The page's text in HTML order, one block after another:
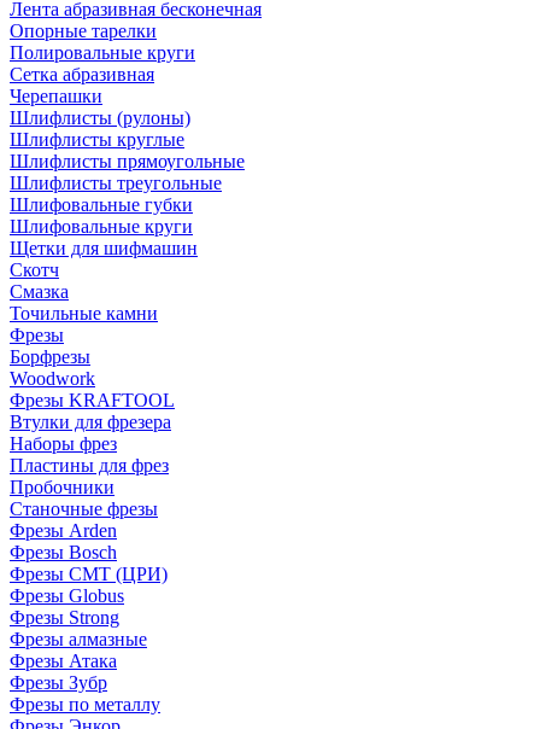
Лента абразивная бесконечная
Опорные тарелки
Полировальные круги
Сетка абразивная
Черепашки
Шлифлисты (рулоны)
Шлифлисты круглые
Шлифлисты прямоугольные
Шлифлисты треугольные
Шлифовальные губки
Шлифовальные круги
Щетки для шифмашин
Скотч
Смазка
Точильные камни
Фрезы
Борфрезы
Woodwork
Фрезы KRAFTOOL
Втулки для фрезера
Наборы фрез
Пластины для фрез
Пробочники
Станочные фрезы
Фрезы Arden
Фрезы Bosch
Фрезы CMT (ЦРИ)
Фрезы Globus
Фрезы Strong
Фрезы алмазные
Фрезы Атака
Фрезы Зубр
Фрезы по металлу